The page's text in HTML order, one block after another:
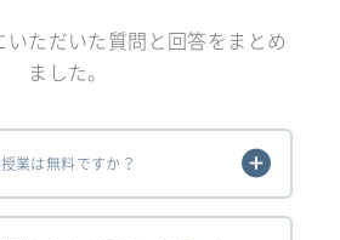
いただいた質問と回答をまとめ
ました。
業は無料ですか？